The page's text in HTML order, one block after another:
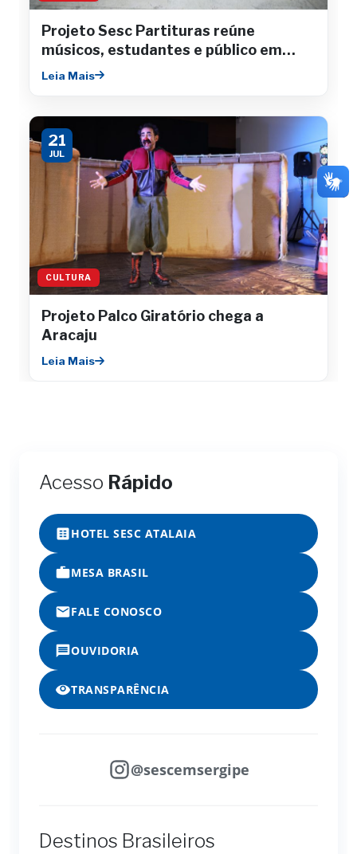
Projeto Sesc Partituras reúne
músicos, estudantes e público em
concertos gratuitos
Leia Mais
21
JUL
CULTURA
Projeto Palco Giratório chega a
Aracaju
Leia Mais
Acesso Rápido
HOTEL SESC ATALAIA
MESA BRASIL
FALE CONOSCO
OUVIDORIA
TRANSPARÊNCIA
@sescemsergipe
Destinos Brasileiros